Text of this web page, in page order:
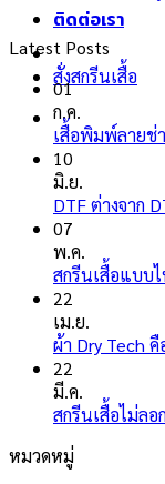
ติดต่อเรา
สั่งสกรีนเสื้อ
Latest Posts
01
ก.ค.
เสื้อพิมพ์ลายช่
10
มิ.ย.
DTF ต่างจาก
07
พ.ค.
สกรีนเสื้อแบบ
22
เม.ย.
ผ้า Dry Tech
22
มี.ค.
สกรีนเสื้อไม่ล
หมวดหมู่